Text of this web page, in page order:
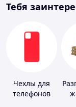
Тебя
Чехлы для
телефонов